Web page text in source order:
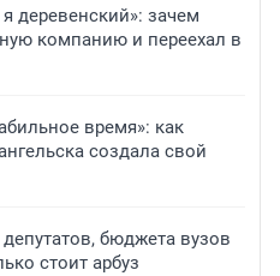
деревенский»: зачем
компанию и переехал в
время»: как
создала свой
бюджета вузов
стоит арбуз